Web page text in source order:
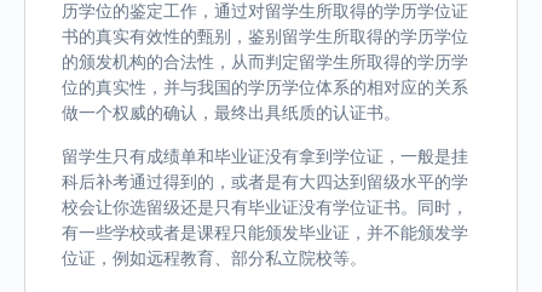
历学位的鉴定工作，通过对留学生所取得的学历学位证
书的真实有效性的甄别，鉴别留学生所取得的学历学位
的颁发机构的合法性，从而判定留学生所取得的学历学
位的真实性，并与我国的学历学位体系的相对应的关系
做一个权威的确认，最终出具纸质的认证书。
留学生只有成绩单和毕业证没有拿到学位证，一般是挂
科后补考通过得到的，或者是有大四达到留级水平的学
校会让你选留级还是只有毕业证没有学位证书。同时，
有一些学校或者是课程只能颁发毕业证，并不能颁发学
位证，例如远程教育、部分私立院校等。